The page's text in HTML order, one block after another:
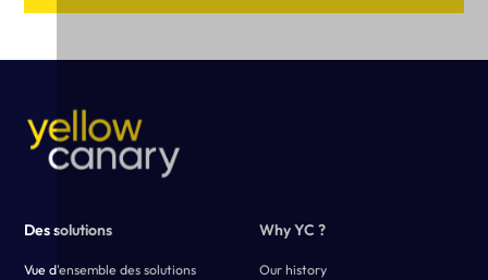
Des solutions
Vue d'ensemble des solutions
Why YC ?
Our history